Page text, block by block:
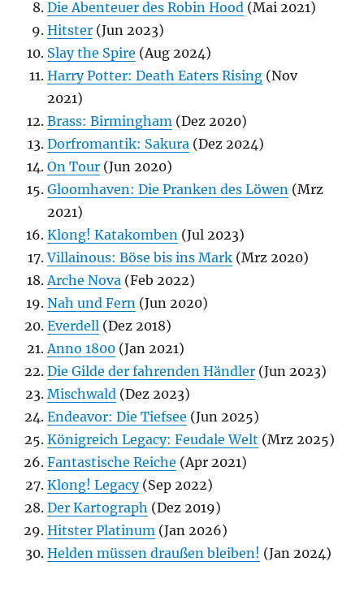
Die Abenteuer des Robin Hood (Mai 2021)
Hitster (Jun 2023)
Slay the Spire (Aug 2024)
Harry Potter: Death Eaters Rising (Nov
2021)
Brass: Birmingham (Dez 2020)
Dorfromantik: Sakura (Dez 2024)
On Tour (Jun 2020)
Gloomhaven: Die Pranken des Löwen (Mrz
2021)
Klong! Katakomben (Jul 2023)
Villainous: Böse bis ins Mark (Mrz 2020)
Arche Nova (Feb 2022)
Nah und Fern (Jun 2020)
Everdell (Dez 2018)
Anno 1800 (Jan 2021)
Die Gilde der fahrenden Händler (Jun 2023)
Mischwald (Dez 2023)
Endeavor: Die Tiefsee (Jun 2025)
Königreich Legacy: Feudale Welt (Mrz 2025)
Fantastische Reiche (Apr 2021)
Klong! Legacy(Sep 2022)
Der Kartograph (Dez 2019)
Hitster Platinum (Jan 2026)
Helden müssen draußen bleiben! (Jan 2024)